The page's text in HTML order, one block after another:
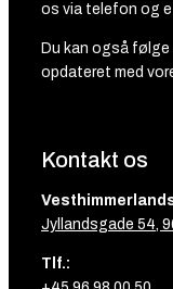
os via telefon og
Du kan også
opdateret med
Kontakt os
Jyllandsgade 54,
Tlf.: